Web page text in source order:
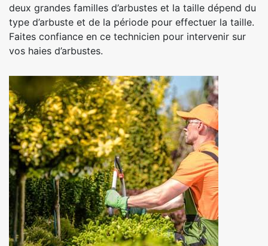
deux grandes familles d’arbustes et la taille dépend du
type d’arbuste et de la période pour effectuer la taille.
Faites confiance en ce technicien pour intervenir sur
vos haies d’arbustes.